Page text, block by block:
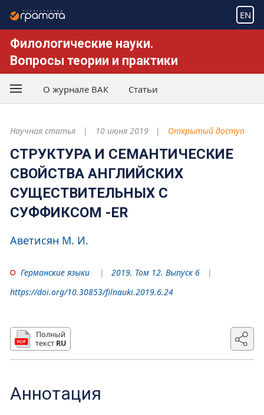
EN
Филологические науки.
Вопросы теории и практики
О журнале ВАК Статьи
Научная статья 10 июня 2019 Открытый доступ
СТРУКТУРА И СЕМАНТИЧЕСКИЕ
СВОЙСТВА АНГЛИЙСКИХ
СУЩЕСТВИТЕЛЬНЫХ С
СУФФИКСОМ -ER
Аветисян М. И.
Германские языки
2019. Том 12. Выпуск 6
https://doi.org/10.30853/filnauki.2019.6.24
Полный
текст RU
Аннотация